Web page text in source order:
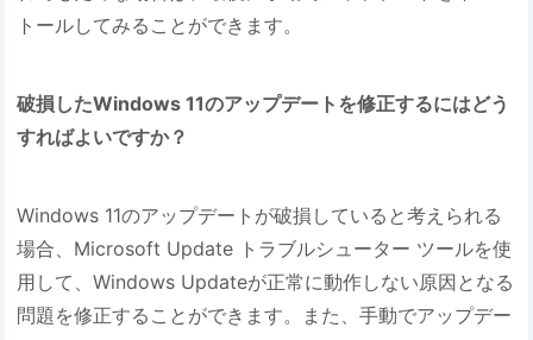
トールしてみることができます。
破損したWindows 11のアップデートを修正するにはどう
すればよいですか？
Windows 11のアップデートが破損していると考えられる
場合、Microsoft Update トラブルシューター ツールを使
用して、Windows Updateが正常に動作しない原因となる
問題を修正することができます。また、手動でアップデー